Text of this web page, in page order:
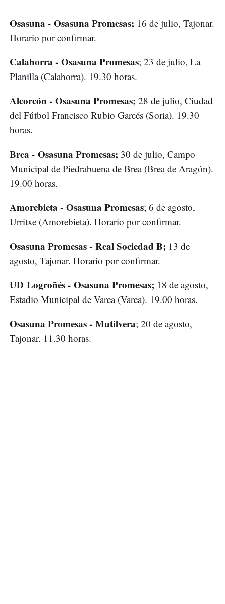
Osasuna - Osasuna Promesas; 16 de julio, Tajonar.
Horario por confirmar.
Calahorra - Osasuna Promesas; 23 de julio, La
Planilla (Calahorra). 19.30 horas.
Alcorcón - Osasuna Promesas; 28 de julio, Ciudad
del Fútbol Francisco Rubio Garcés (Soria). 19.30
horas.
Brea - Osasuna Promesas; 30 de julio, Campo
Municipal de Piedrabuena de Brea (Brea de Aragón).
19.00 horas.
Amorebieta - Osasuna Promesas; 6 de agosto,
Urritxe (Amorebieta). Horario por confirmar.
Osasuna Promesas - Real Sociedad B; 13 de
agosto, Tajonar. Horario por confirmar.
UD Logroñés - Osasuna Promesas; 18 de agosto,
Estadio Municipal de Varea (Varea). 19.00 horas.
Osasuna Promesas - Mutilvera; 20 de agosto,
Tajonar. 11.30 horas.